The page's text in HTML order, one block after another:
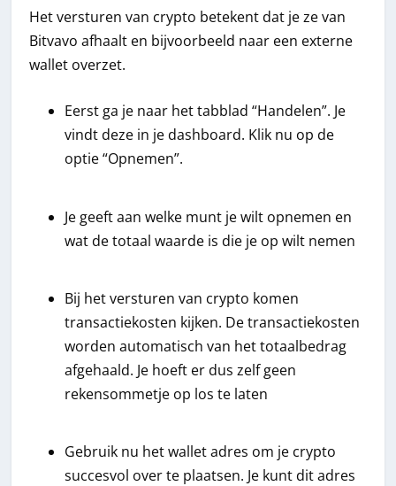
Het versturen van crypto betekent dat je ze van
Bitvavo afhaalt en bijvoorbeeld naar een externe
wallet overzet.
Eerst ga je naar het tabblad “Handelen”. Je
vindt deze in je dashboard. Klik nu op de
optie “Opnemen”.
Je geeft aan welke munt je wilt opnemen en
wat de totaal waarde is die je op wilt nemen
Bij het versturen van crypto komen
transactiekosten kijken. De transactiekosten
worden automatisch van het totaalbedrag
afgehaald. Je hoeft er dus zelf geen
rekensommetje op los te laten
Gebruik nu het wallet adres om je crypto
succesvol over te plaatsen. Je kunt dit adres